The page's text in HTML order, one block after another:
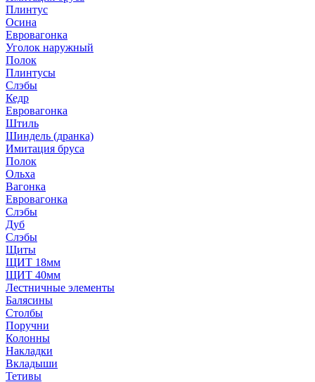
Плинтус
Осина
Евровагонка
Уголок наружный
Полок
Плинтусы
Слэбы
Кедр
Евровагонка
Штиль
Шиндель (дранка)
Имитация бруса
Полок
Ольха
Вагонка
Евровагонка
Слэбы
Дуб
Слэбы
Щиты
ЩИТ 18мм
ЩИТ 40мм
Лестничные элементы
Балясины
Столбы
Поручни
Колонны
Накладки
Вкладыши
Тетивы